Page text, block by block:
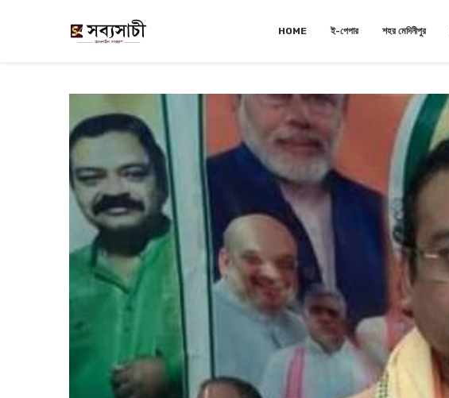
HOME ই-পেপার শহর মেদিনীপুর